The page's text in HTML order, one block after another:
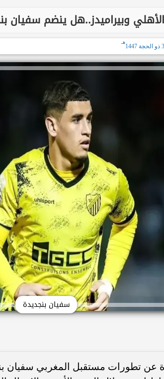
وبيراميدز..هل ينضم سفيان
3 ذو الحجة 1447
هـ
سفيان بنجديدة
عن تطورات مستقبل المغربي سفيان